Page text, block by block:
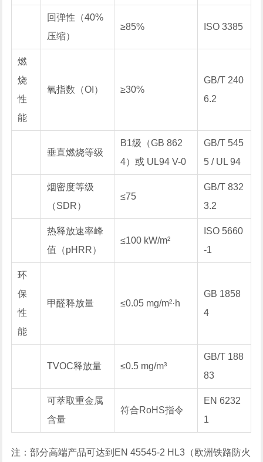
回弹性（40%
压缩）
≥85% ISO 3385
燃
烧
性
能
氧指数（OI） ≥30%
GB/T 240
6.2
垂直燃烧等级
B1级（GB 862
4）或 UL94 V-0
GB/T 545
5 / UL 94
烟密度等级
（SDR）
≤75
GB/T 832
3.2
热释放速率峰
值（pHRR）
≤100 kW/m²
ISO 5660
-1
环
保
性
能
甲醛释放量 ≤0.05 mg/m²·h
GB 1858
4
TVOC释放量 ≤0.5 mg/m³
GB/T 188
83
可萃取重金属
含量
符合RoHS指令
EN 6232
1
注：部分高端产品可达到EN 45545-2 HL3（欧洲铁路防火